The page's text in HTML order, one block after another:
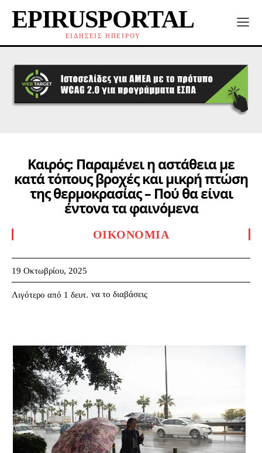
EPIRUSPORTAL
ΕΙΔΗΣΕΙΣ ΗΠΕΙΡΟΥ
Καιρός: Παραμένει η αστάθεια με
κατά τόπους βροχές και μικρή πτώση
της θερμοκρασίας – Πού θα είναι
έντονα τα φαινόμενα
ΟΙΚΟΝΟΜΊΑ
19 Οκτωβρίου, 2025
Λιγότερο από 1 δευτ. να το διαβάσεις